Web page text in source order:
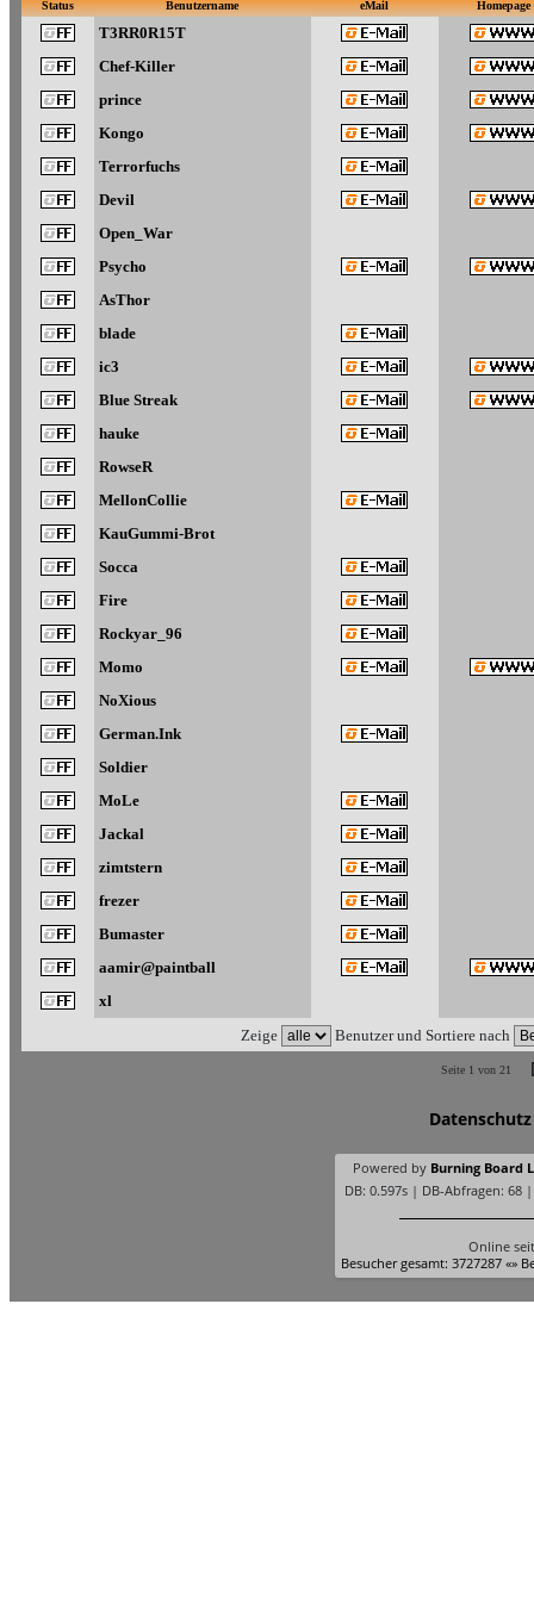
Status Benutzername eMail Homepage
T3RR0R15T
Chef-Killer
prince
Kongo
Terrorfuchs
Devil
Open_War
Psycho
AsThor
blade
ic3
Blue Streak
hauke
RowseR
MellonCollie
KauGummi-Brot
Socca
Fire
Rockyar_96
Momo
NoXious
German.Ink
Soldier
MoLe
Jackal
zimtstern
frezer
Bumaster
aamir@paintball
xl
Zeige
Benutzer und Sortiere nach
Seite 1 von 21
Datenschutz
Powered by Burning Board
DB: 0.597s | DB-Abfragen: 68
Online
Besucher gesamt: 3727287 «»